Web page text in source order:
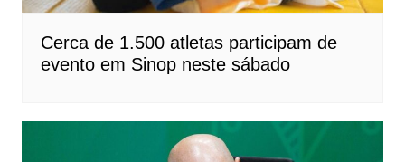
Cerca de 1.500 atletas participam de
evento em Sinop neste sábado